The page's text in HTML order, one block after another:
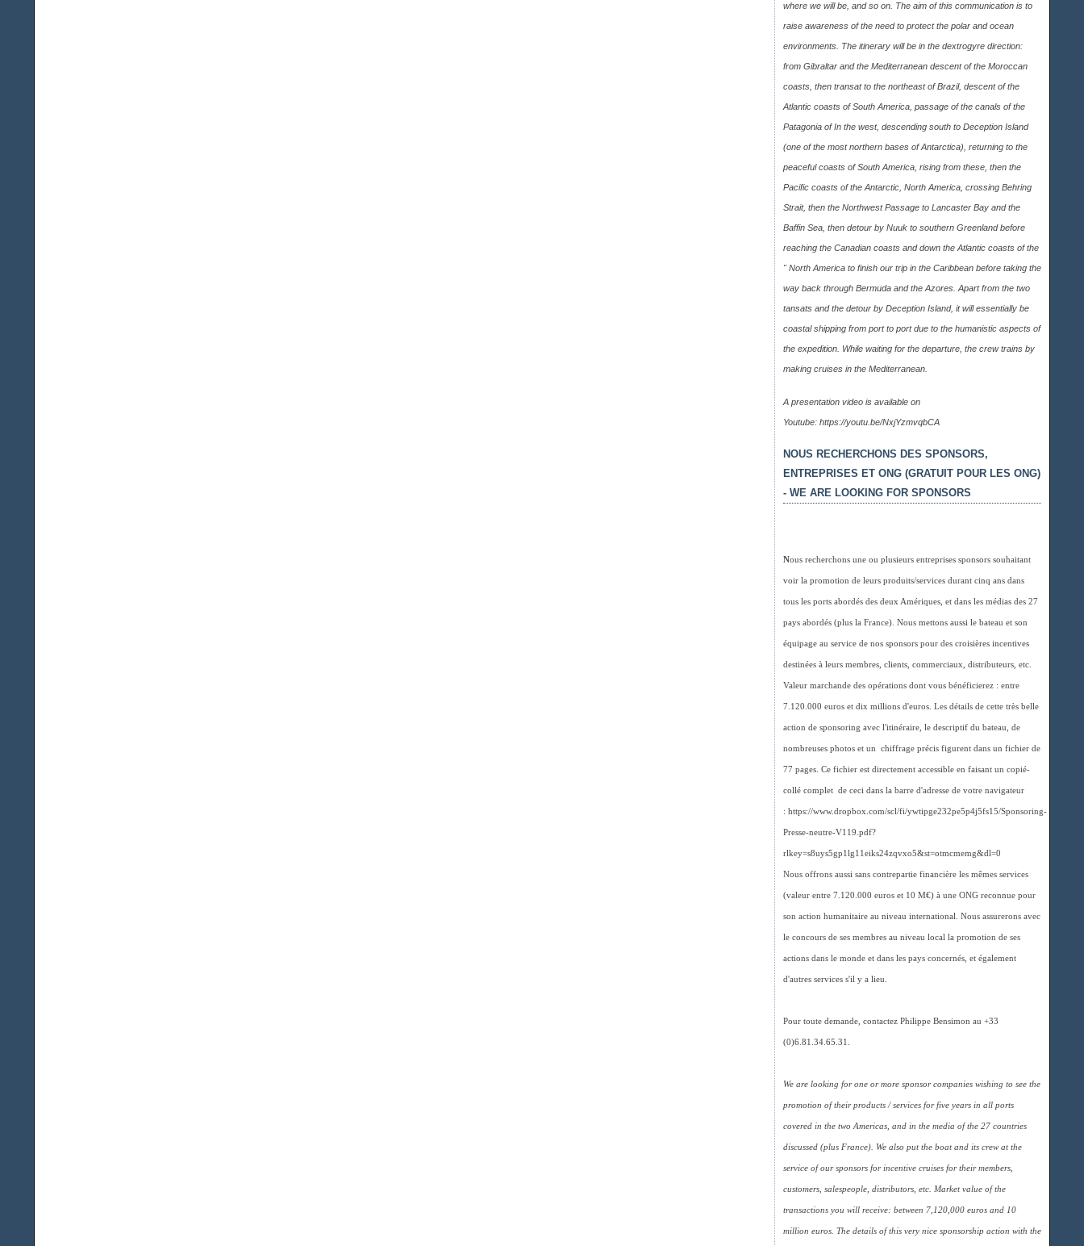
where we will be, and so on. The aim of this communication is to
raise awareness of the need to protect the polar and ocean
environments. The itinerary will be in the dextrogyre direction:
from Gibraltar and the Mediterranean descent of the Moroccan
coasts, then transat to the northeast of Brazil, descent of the
Atlantic coasts of South America, passage of the canals of the
Patagonia of In the west, descending south to Deception Island
(one of the most northern bases of Antarctica), returning to the
peaceful coasts of South America, rising from these, then the
Pacific coasts of the Antarctic, North America, crossing Behring
Strait, then the Northwest Passage to Lancaster Bay and the
Baffin Sea, then detour by Nuuk to southern Greenland before
reaching the Canadian coasts and down the Atlantic coasts of the
" North America to finish our trip in the Caribbean before taking the
way back through Bermuda and the Azores. Apart from the two
tansats and the detour by Deception Island, it will essentially be
coastal shipping from port to port due to the humanistic aspects of
the expedition. While waiting for the departure, the crew trains by
making cruises in the Mediterranean.
A presentation video is available on
Youtube: https://youtu.be/NxjYzmvqbCA
NOUS RECHERCHONS DES SPONSORS,
ENTREPRISES ET ONG (GRATUIT POUR LES ONG)
- WE ARE LOOKING FOR SPONSORS
Nous recherchons une ou plusieurs entreprises sponsors souhaitant
voir la promotion de leurs produits/services durant cinq ans dans
tous les ports abordés des deux Amériques, et dans les médias des 27
pays abordés (plus la France). Nous mettons aussi le bateau et son
équipage au service de nos sponsors pour des croisières incentives
destinées à leurs membres, clients, commerciaux, distributeurs, etc.
Valeur marchande des opérations dont vous bénéficierez : entre
7.120.000 euros et dix millions d'euros. Les détails de cette très belle
action de sponsoring avec l'itinéraire, le descriptif du bateau, de
nombreuses photos et un chiffrage précis figurent dans un fichier de
77 pages. Ce fichier est directement accessible en faisant un copié-
collé complet de ceci dans la barre d'adresse de votre navigateur
: https://www.dropbox.com/scl/fi/ywtipge232pe5p4j5fs15/Sponsoring-
Presse-neutre-V119.pdf?
rlkey=s8uys5gp1lg11eiks24zqvxo5&st=otmcmemg&dl=0
Nous offrons aussi sans contrepartie financière les mêmes services
(valeur entre 7.120.000 euros et 10 M€) à une ONG reconnue pour
son action humanitaire au niveau international. Nous assurerons avec
le concours de ses membres au niveau local la promotion de ses
actions dans le monde et dans les pays concernés, et également
d'autres services s'il y a lieu.
Pour toute demande, contactez Philippe Bensimon au +33
(0)6.81.34.65.31.
We are looking for one or more sponsor companies wishing to see the
promotion of their products / services for five years in all ports
covered in the two Americas, and in the media of the 27 countries
discussed (plus France). We also put the boat and its crew at the
service of our sponsors for incentive cruises for their members,
customers, salespeople, distributors, etc. Market value of the
transactions you will receive: between 7,120,000 euros and 10
million euros. The details of this very nice sponsorship action with the